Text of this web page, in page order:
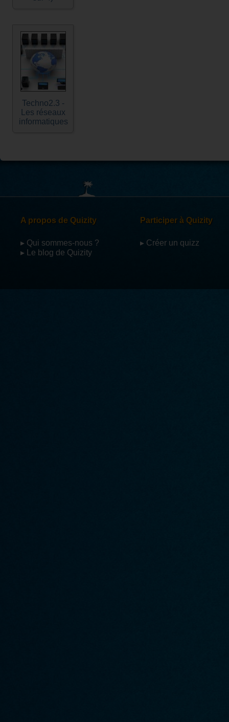
Techno2.3 -
Les réseaux
informatiques
A propos de Quizity
▸ Qui sommes-nous ?
▸ Le blog de Quizity
Participer à Quizity
▸ Créer un quizz